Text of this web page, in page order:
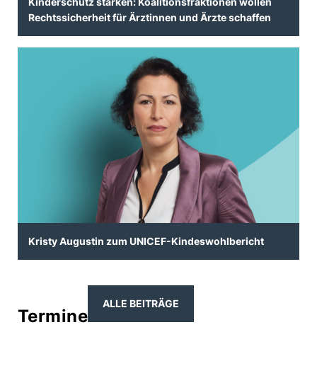
Rechtssicherheit für Ärztinnen und Ärzte schaffen
Kristy Augustin zum UNICEF-Kindeswohlbericht
ALLE BEITRÄGE
Termine